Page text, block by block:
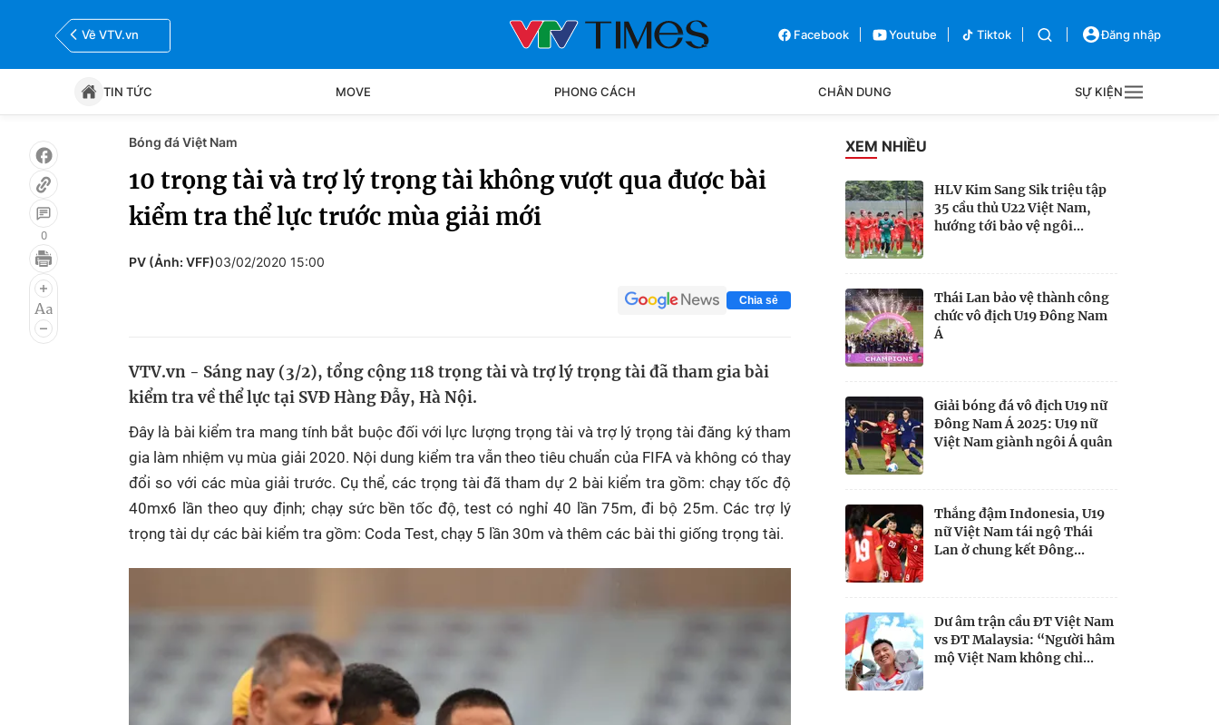
Về VTV.vn Facebook Youtube Tiktok Đăng nhập
TIN TỨC MOVE PHONG CÁCH CHÂN DUNG SỰ KIỆN
Tin tức
Bóng đá Thể thao Điện tử Các môn khác Bên lề
0
Bóng đá Việt Nam
10 trọng tài và trợ lý trọng tài không vượt qua được bài
kiểm tra thể lực trước mùa giải mới
PV (Ảnh: VFF)03/02/2020 15:00
Chia sẻ
VTV.vn - Sáng nay (3/2), tổng cộng 118 trọng tài và trợ lý trọng tài đã tham gia bài
kiểm tra về thể lực tại SVĐ Hàng Đẫy, Hà Nội.
Đây là bài kiểm tra mang tính bắt buộc đối với lực lượng trọng tài và trợ lý trọng tài đăng ký tham
gia làm nhiệm vụ mùa giải 2020. Nội dung kiểm tra vẫn theo tiêu chuẩn của FIFA và không có thay
đổi so với các mùa giải trước. Cụ thể, các trọng tài đã tham dự 2 bài kiểm tra gồm: chạy tốc độ
40mx6 lần theo quy định; chạy sức bền tốc độ, test có nghỉ 40 lần 75m, đi bộ 25m. Các trợ lý
trọng tài dự các bài kiểm tra gồm: Coda Test, chạy 5 lần 30m và thêm các bài thi giống trọng tài.
XEM NHIỀU
HLV Kim Sang Sik triệu tập
35 cầu thủ U22 Việt Nam,
hướng tới bảo vệ ngôi...
Thái Lan bảo vệ thành công
chức vô địch U19 Đông Nam
Á
Giải bóng đá vô địch U19 nữ
Đông Nam Á 2025: U19 nữ
Việt Nam giành ngôi Á quân
Thắng đậm Indonesia, U19
nữ Việt Nam tái ngộ Thái
Lan ở chung kết Đông...
Dư âm trận cầu ĐT Việt Nam
vs ĐT Malaysia: “Người hâm
mộ Việt Nam không chỉ...